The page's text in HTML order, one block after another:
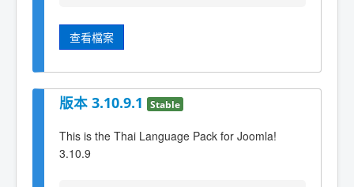
查看檔案
版本 3.10.9.1 Stable
This is the Thai Language Pack for Joomla!
3.10.9